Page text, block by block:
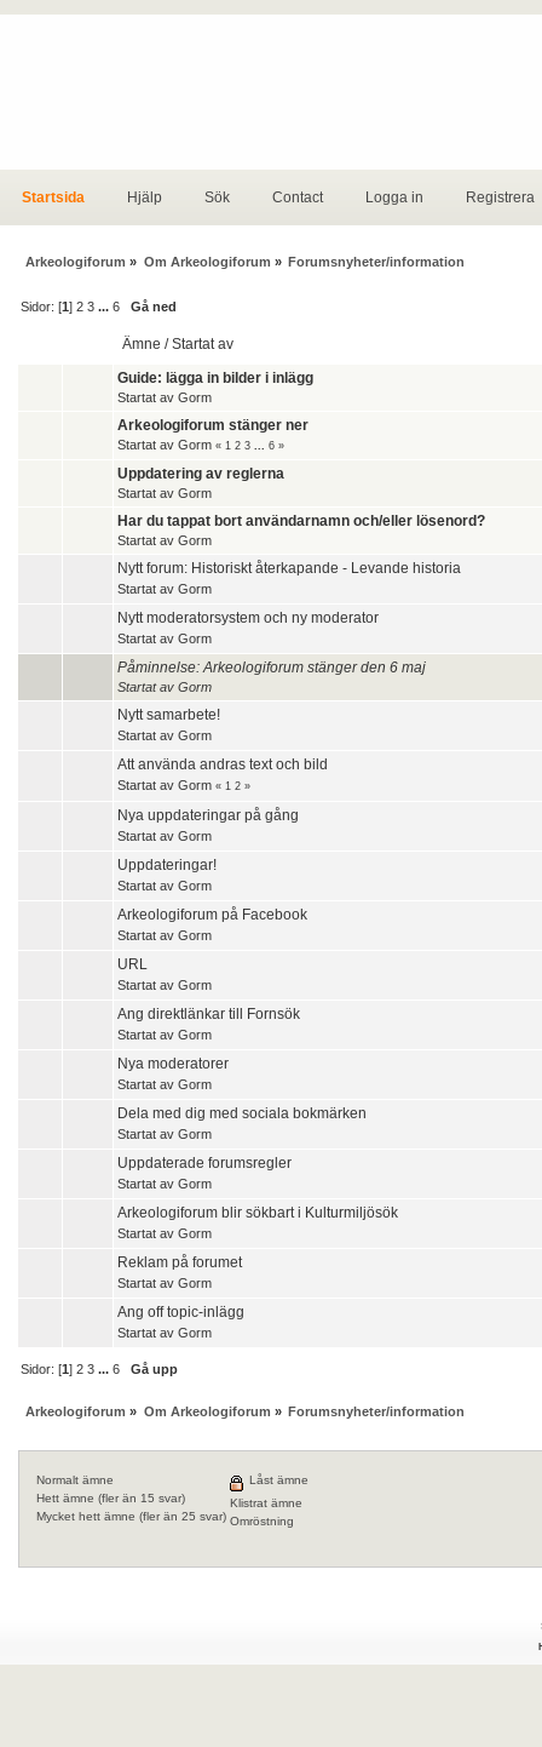
Startsida Hjälp Sök Contact Logga in Registrera
Arkeologiforum » Om Arkeologiforum » Forumsnyheter/information
Sidor: [1]2 3 ...6 Gå ned
Ämne /Startat av
Guide: lägga in bilder i inlägg
Startat av Gorm
Arkeologiforum stänger ner
Startat av Gorm « 1 2 3 6 »
Uppdatering av reglerna
Startat av Gorm
Har du tappat bort användarnamn och/eller lösenord?
Startat av Gorm
Nytt forum: Historiskt återkapande - Levande historia
Startat av Gorm
Nytt moderatorsystem och ny moderator
Startat av Gorm
Påminnelse: Arkeologiforum stänger den 6 maj
Startat av Gorm
Nytt samarbete!
Startat av Gorm
Att använda andras text och bild
Startat av Gorm « 1 2 »
Nya uppdateringar på gång
Startat av Gorm
Uppdateringar!
Startat av Gorm
Arkeologiforum på Facebook
Startat av Gorm
URL
Startat av Gorm
Ang direktlänkar till Fornsök
Startat av Gorm
Nya moderatorer
Startat av Gorm
Dela med dig med sociala bokmärken
Startat av Gorm
Uppdaterade forumsregler
Startat av Gorm
Arkeologiforum blir sökbart i Kulturmiljösök
Startat av Gorm
Reklam på forumet
Startat av Gorm
Ang off topic-inlägg
Startat av Gorm
Sidor: [1]2 3 ...6 Gå upp
Arkeologiforum » Om Arkeologiforum » Forumsnyheter/information
Normalt ämne
Hett ämne (fler än 15 svar)
Mycket hett ämne (fler än 25 svar)
Låst ämne
Klistrat ämne
Omröstning